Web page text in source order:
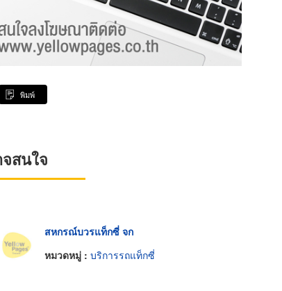
พิมพ์
สนใจ
สหกรณ์บวรแท็กซี่ จก
หมวดหมู่ : บริการรถแท็กซี่